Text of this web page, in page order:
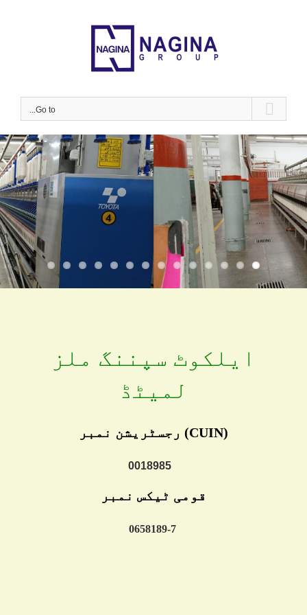
Go to...
ایلکوٹ سپننگ ملز
لمیٹڈ
(CUIN) رجسٹریشن نمبر
0018985
قومی ٹیکس نمبر
0658189-7